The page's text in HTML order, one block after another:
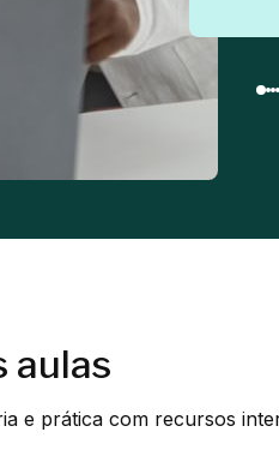
aulas
e prática com recursos